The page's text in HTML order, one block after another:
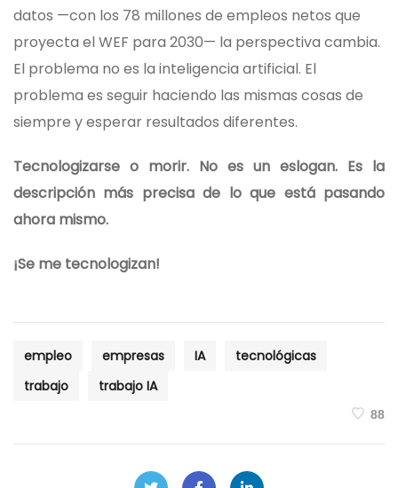
datos —con los 78 millones de empleos netos que
proyecta el WEF para 2030— la perspectiva cambia.
El problema no es la inteligencia artificial. El
problema es seguir haciendo las mismas cosas de
siempre y esperar resultados diferentes.
Tecnologizarse o morir. No es un eslogan. Es la
descripción más precisa de lo que está pasando
ahora mismo.
¡Se me tecnologizan!
empleo empresas IA
tecnológicas
trabajo
trabajo IA
88